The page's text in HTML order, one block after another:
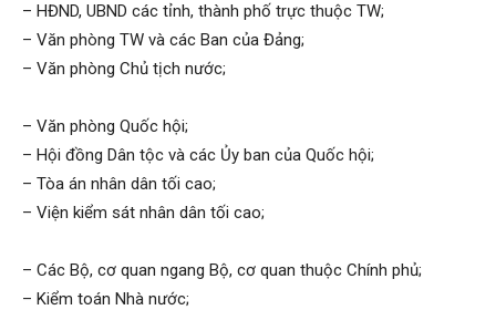
– HĐND, UBND các tỉnh, thành phố trực thuộc TW;
– Văn phòng TW và các Ban của Đảng;
– Văn phòng Chủ tịch nước;
– Văn phòng Quốc hội;
– Hội đồng Dân tộc và các Ủy ban của Quốc hội;
– Tòa án nhân dân tối cao;
– Viện kiểm sát nhân dân tối cao;
– Các Bộ, cơ quan ngang Bộ, cơ quan thuộc Chính phủ;
– Kiểm toán Nhà nước;